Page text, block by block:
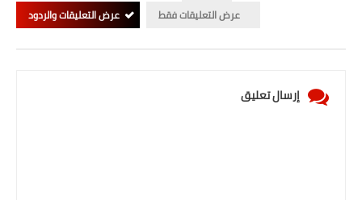
عرض التعليقات فقط
عرض التعليقات والردود
إرسال تعليق